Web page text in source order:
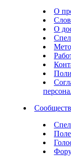
О
О